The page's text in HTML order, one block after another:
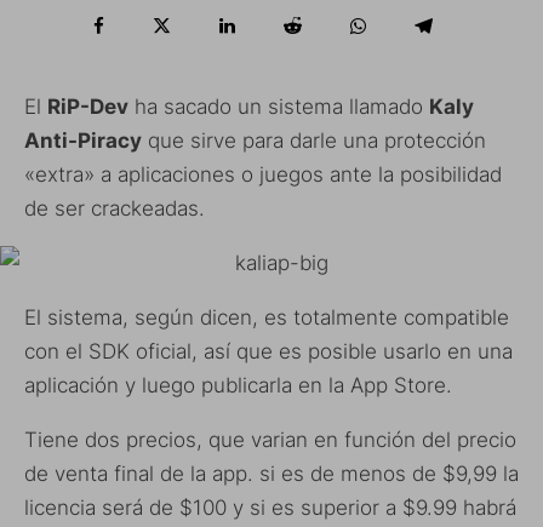
El RiP-Dev ha sacado un sistema llamado Kaly
Anti-Piracy que sirve para darle una protección
«extra» a aplicaciones o juegos ante la posibilidad
de ser crackeadas.
El sistema, según dicen, es totalmente compatible
con el SDK oficial, así que es posible usarlo en una
aplicación y luego publicarla en la App Store.
Tiene dos precios, que varian en función del precio
de venta final de la app. si es de menos de $9,99 la
licencia será de $100 y si es superior a $9.99 habrá